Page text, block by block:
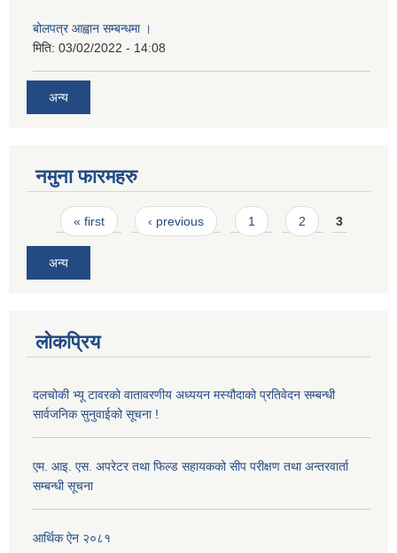
बोलपत्र आह्वान सम्बन्धमा ।
मिति: 03/02/2022 - 14:08
अन्य
नमुना फारमहरु
Pages
« first ‹ previous 1 2 3
अन्य
लोकप्रिय
दलचोकी भ्यू टावरको वातावरणीय अध्ययन मस्यौदाको प्रतिवेदन सम्बन्धी
सार्वजनिक सुनुवाईको सूचना !
एम. आइ. एस. अपरेटर तथा फिल्ड सहायकको सीप परीक्षण तथा अन्तरवार्ता
सम्बन्धी सूचना
आर्थिक ऐन २०८१